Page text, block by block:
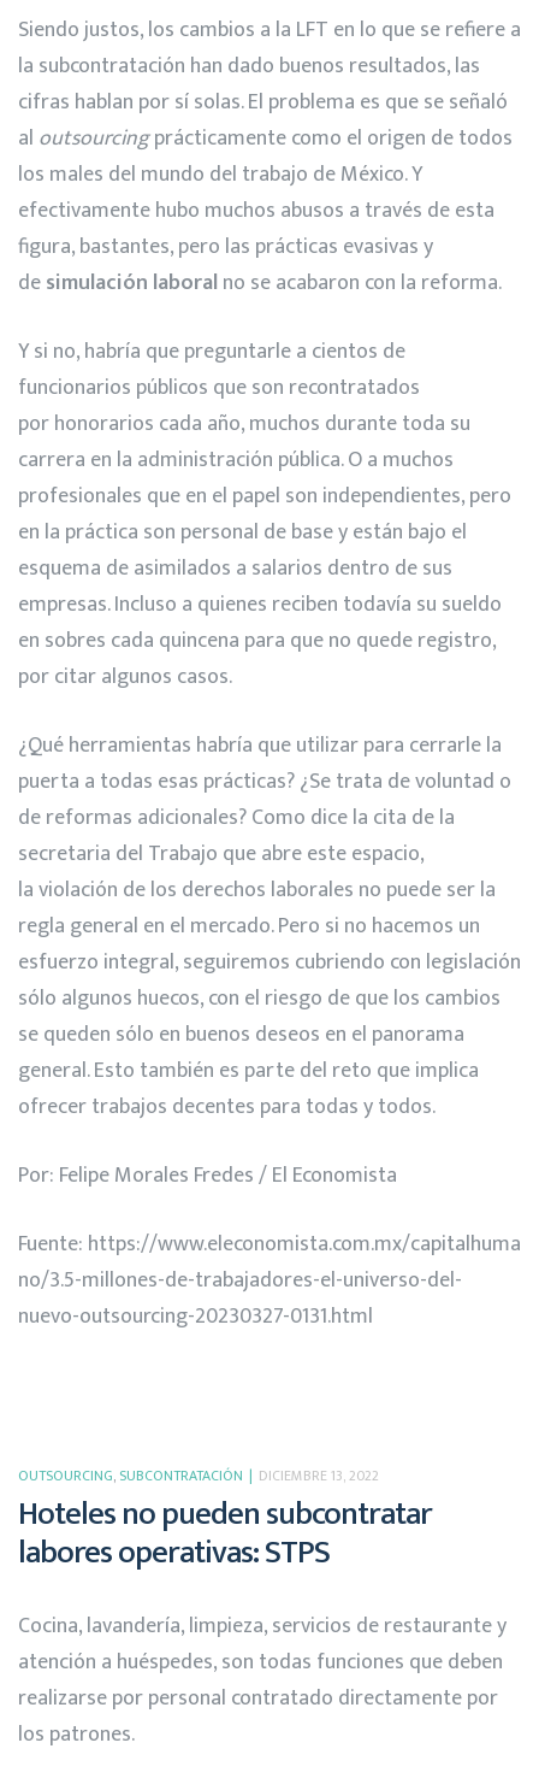
Siendo justos, los cambios a la LFT en lo que se refiere a
la subcontratación han dado buenos resultados, las
cifras hablan por sí solas. El problema es que se señaló
al outsourcingprácticamente como el origen de todos
los males del mundo del trabajo de México. Y
efectivamente hubo muchos abusos a través de esta
figura, bastantes, pero las prácticas evasivas y
desimulación laboralno se acabaron con la reforma.
Y si no, habría que preguntarle a cientos de
funcionarios públicos que son recontratados
por honorarios cada año, muchos durante toda su
carrera en la administración pública. O a muchos
profesionales que en el papel son independientes, pero
en la práctica son personal de base y están bajo el
esquema de asimilados a salarios dentro de sus
empresas. Incluso a quienes reciben todavía su sueldo
en sobres cada quincena para que no quede registro,
por citar algunos casos.
¿Qué herramientas habría que utilizar para cerrarle la
puerta a todas esas prácticas? ¿Se trata de voluntad o
de reformas adicionales? Como dice la cita de la
secretaria del Trabajo que abre este espacio,
la violación de los derechos laborales no puede ser la
regla general en el mercado. Pero si no hacemos un
esfuerzo integral, seguiremos cubriendo con legislación
sólo algunos huecos, con el riesgo de que los cambios
se queden sólo en buenos deseos en el panorama
general. Esto también es parte del reto que implica
ofrecer trabajos decentes para todas y todos.
Por: Felipe Morales Fredes / El Economista
Fuente: https://www.eleconomista.com.mx/capitalhuma
no/3.5-millones-de-trabajadores-el-universo-del-
nuevo-outsourcing-20230327-0131.html
OUTSOURCING, SUBCONTRATACIÓN DICIEMBRE 13, 2022
Hoteles no pueden subcontratar
labores operativas: STPS
Cocina, lavandería, limpieza, servicios de restaurante y
atención a huéspedes, son todas funciones que deben
realizarse por personal contratado directamente por
los patrones.